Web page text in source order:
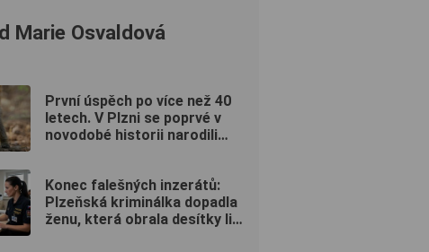
Marie Osvaldová
První úspěch po více než 40
letech. V Plzni se poprvé v
novodobé historii narodili
Konec falešných inzerátů:
Plzeňská kriminálka dopadla
ženu, která obrala desítky lidí